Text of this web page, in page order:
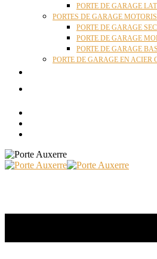
PORTE DE GARAGE
PORTES DE GARAGE
PORTE DE GARAGE
PORTE DE GARAGE
PORTE DE GARAGE
PORTE DE GARAGE EN ACIER